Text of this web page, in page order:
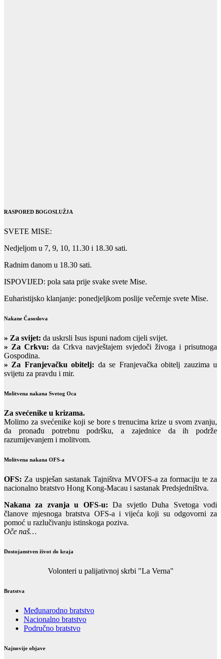
RASPORED BOGOSLUŽJA
SVETE MISE:
Nedjeljom u 7, 9, 10, 11.30 i 18.30 sati.
Radnim danom u 18.30 sati.
ISPOVIJED: pola sata prije svake svete Mise.
Euharistijsko klanjanje: ponedjeljkom poslije večernje svete Mise.
Nakane Časoslova
» Za svijet: da uskrsli Isus ispuni nadom cijeli svijet.
» Za Crkvu: da Crkva navještajem svjedoči živoga i prisutnoga
Gospodina.
» Za Franjevačku obitelj: da se Franjevačka obitelj zauzima u
svijetu za pravdu i mir.
Molitvena nakana Svetog Oca
Za svećenike u krizama.
Molimo za svećenike koji se bore s trenucima krize u svom zvanju,
da pronađu potrebnu podršku, a zajednice da ih podrže
razumijevanjem i molitvom.
Molitvena nakana OFS-a
OFS: Za uspješan sastanak Tajništva MVOFS-a za formaciju te za
nacionalno bratstvo Hong Kong-Macau i sastanak Predsjedništva.
Nakana za zvanja u OFS-u: Da svjetlo Duha Svetoga vodi
članove mjesnoga bratstva OFS-a i vijeća koji su odgovorni za
pomoć u razlučivanju istinskoga poziva.
Oče naš…
Dostojanstven život do kraja
Volonteri u palijativnoj skrbi "La Verna"
Bratstva
Međunarodno bratstvo
Nacionalno bratstvo
Područno bratstvo
Najnovije objave